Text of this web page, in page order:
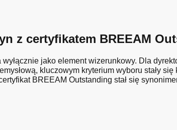
z certyfikatem BREEAM
jako element wizerunkowy. Dla
kluczowym kryterium wyboru stały się
BREEAM Outstanding stał się